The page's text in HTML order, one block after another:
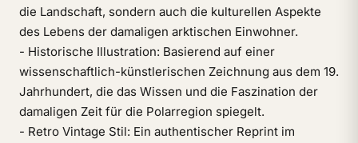
die Landschaft, sondern auch die kulturellen Aspekte
des Lebens der damaligen arktischen Einwohner.
- Historische Illustration: Basierend auf einer
wissenschaftlich-künstlerischen Zeichnung aus dem 19.
Jahrhundert, die das Wissen und die Faszination der
damaligen Zeit für die Polarregion spiegelt.
- Retro Vintage Stil: Ein authentischer Reprint im